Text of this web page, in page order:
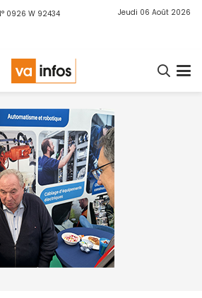
0926 W 92434 Jeudi 06 Août 2026